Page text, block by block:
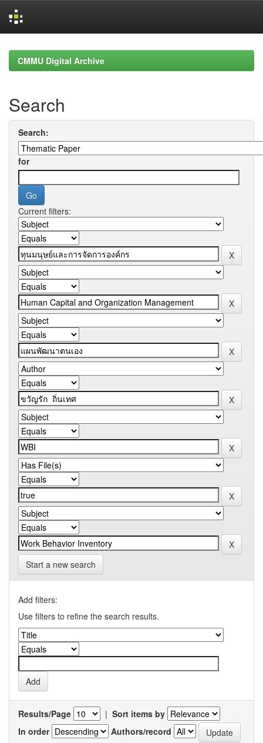
navigationCMMU Digital Archive
Search
Search:
for
Current filters:
Start a new search
Add filters:
Use filters to refine the search results.
Results/Page | Sort items by
In order
Authors/record